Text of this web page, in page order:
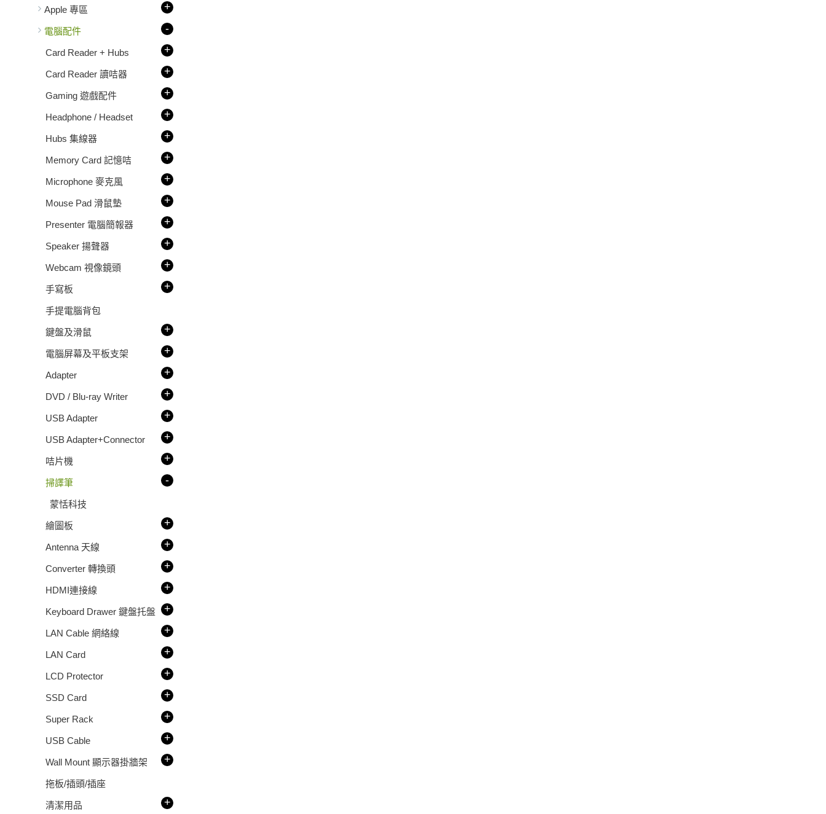
Apple 專區 +
電腦配件 -
Card Reader + Hubs +
Card Reader 讀咭器 +
Gaming 遊戲配件 +
Headphone / Headset +
Hubs 集線器 +
Memory Card 記憶咭 +
Microphone 麥克風 +
Mouse Pad 滑鼠墊 +
Presenter 電腦簡報器 +
Speaker 揚聲器 +
Webcam 視像鏡頭 +
手寫板 +
手提電腦背包
鍵盤及滑鼠 +
電腦屏幕及平板支架 +
Adapter +
DVD / Blu-ray Writer +
USB Adapter +
USB Adapter+Connector +
咭片機 +
掃譯筆 -
蒙恬科技
繪圖板 +
Antenna 天線 +
Converter 轉換頭 +
HDMI連接線 +
Keyboard Drawer 鍵盤托盤 +
LAN Cable 網絡線 +
LAN Card +
LCD Protector +
SSD Card +
Super Rack +
USB Cable +
Wall Mount 顯示器掛牆架 +
拖板/插頭/插座
清潔用品 +